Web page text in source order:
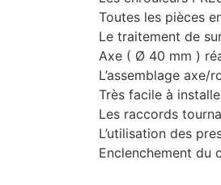
Toutes les pièces
Le traitement de
Axe ( Ø 40 mm )
L’assemblage
Très facile à
Les raccords
L’utilisation des
Enclenchement du